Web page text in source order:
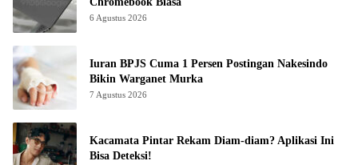
6 Agustus 2026
Iuran BPJS Cuma 1 Persen Postingan Nakesindo
Bikin Warganet Murka
7 Agustus 2026
Kacamata Pintar Rekam Diam-diam? Aplikasi Ini
Bisa Deteksi!